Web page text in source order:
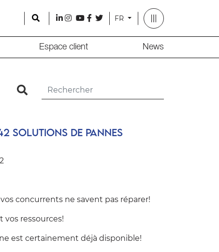
Search
l i y f t FR
Espace client News
search
solutions de pannes
concurrents ne savent pas réparer!
vos ressources!
est certainement déjà disponible!